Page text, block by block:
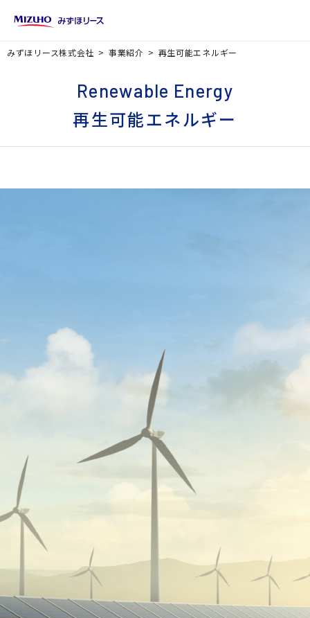
みずほリース株式会社 事業紹介 再生可能エネルギー
Renewable Energy
再生可能エネルギー